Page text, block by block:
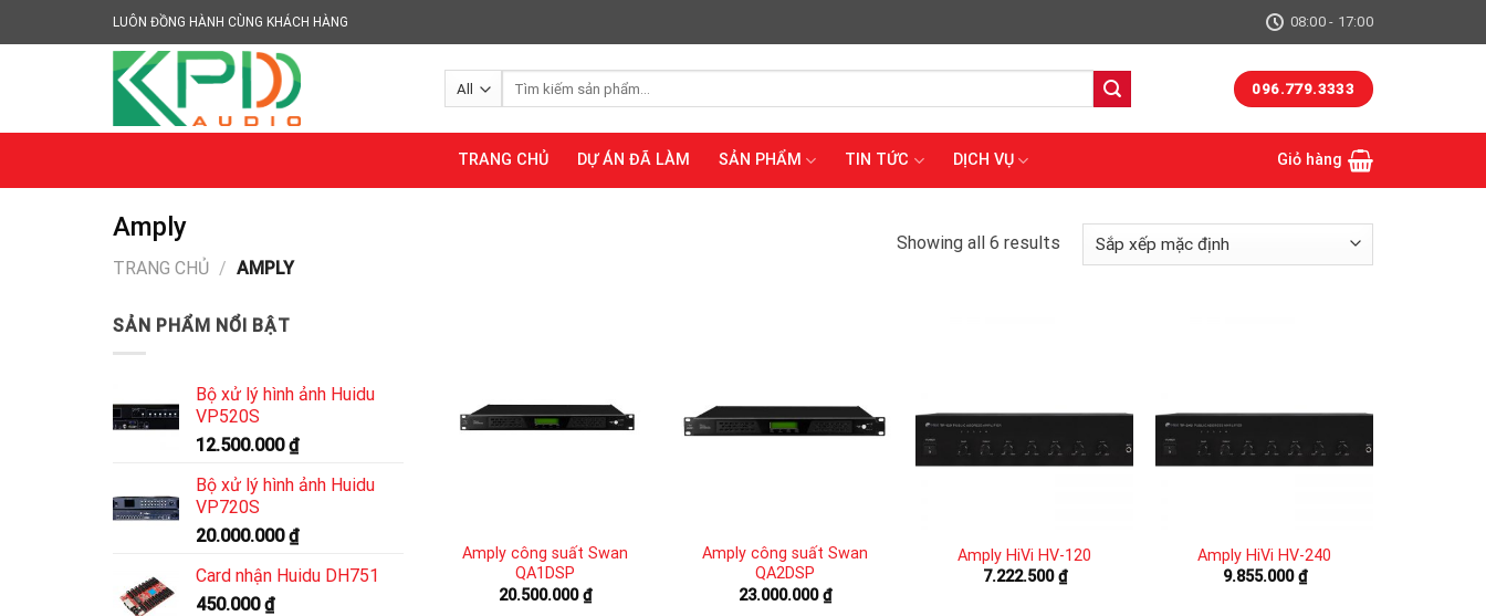
to
LUÔN ĐỒNG HÀNH CÙNG KHÁCH HÀNG 08:00 - 17:00
096.779.3333
TRANG CHỦ DỰ ÁN ĐÃ LÀM SẢN PHẨM TIN TỨC DỊCH VỤ Giỏ hàng
Amply
TRANG CHỦ / AMPLY
Showing all 6 results
SẢN PHẨM NỔI BẬT
Bộ xử lý hình ảnh Huidu
VP520S
12.500.000₫
Bộ xử lý hình ảnh Huidu
VP720S
20.000.000₫
Card nhận Huidu DH751
450.000₫
Amply công suất Swan
QA1DSP
20.500.000₫
Amply công suất Swan
QA2DSP
23.000.000₫
Amply HiVi HV-120
7.222.500₫
Amply HiVi HV-240
9.855.000₫